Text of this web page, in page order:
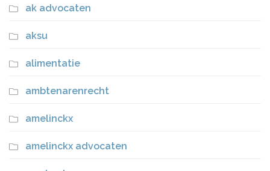
ak advocaten
aksu
alimentatie
ambtenarenrecht
amelinckx
amelinckx advocaten